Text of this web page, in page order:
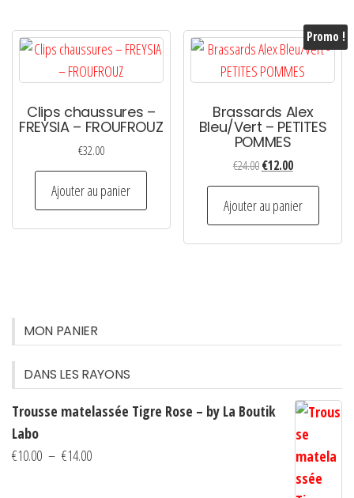
Clips chaussures –
FREYSIA – FROUFROUZ
€32.00
Ajouter au panier
Promo !
Brassards Alex
Bleu/Vert – PETITES
POMMES
€24.00 Le
prix
initial
était :
€24.00.
€12.00Le
prix
actuel
est :
€12.00.
Ajouter au panier
MON PANIER
DANS LES RAYONS
Trousse matelassée Tigre Rose – by La Boutik
Labo
€10.00 – €14.00Plage